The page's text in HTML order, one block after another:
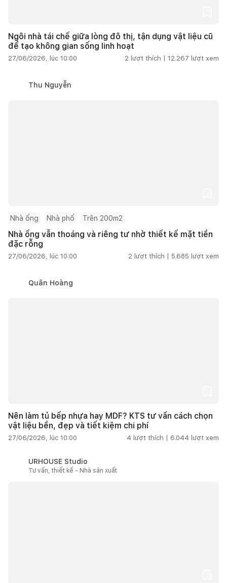
Ngôi nhà tái chế giữa lòng đô thị, tận dụng vật liệu cũ
để tạo không gian sống linh hoạt
27/06/2026, lúc 10:00 2 lượt thích | 12.267 lượt xem
Thu Nguyễn
Nhà ống Nhà phố Trên 200m2
Nhà ống vẫn thoáng và riêng tư nhờ thiết kế mặt tiền
đặc rỗng
27/06/2026, lúc 10:00 2 lượt thích | 5.685 lượt xem
Quân Hoàng
Nên làm tủ bếp nhựa hay MDF? KTS tư vấn cách chọn
vật liệu bền, đẹp và tiết kiệm chi phí
27/06/2026, lúc 10:00 4 lượt thích | 6.044 lượt xem
URHOUSE Studio
Tư vấn, thiết kế - Nhà sản xuất